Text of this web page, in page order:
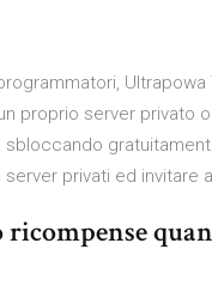
proprio server privato
privati ed invitare